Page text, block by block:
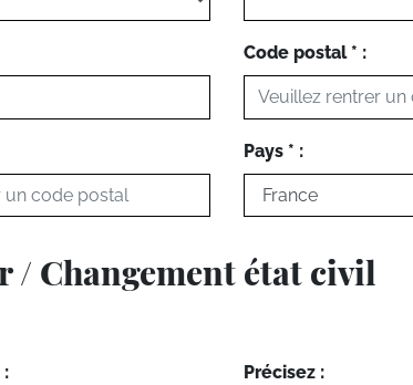
Code postal * :
Pays * :
/ Changement état civil
: Précisez :